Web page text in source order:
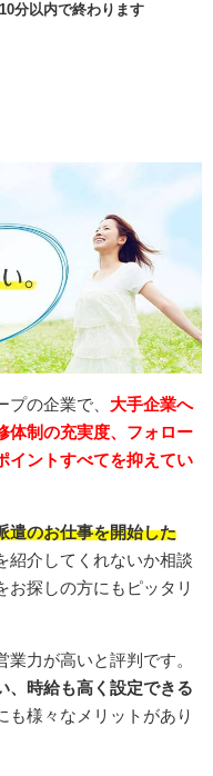
分以内で終わります
の企業で、 大手企業へ
体制の充実度、フォロー
イントすべてを抑えてい
遣のお仕事を開始した
紹介してくれないか相談
お探しの方にもピッタリ
力が高いと評判です。
、時給も高く設定できる
も様々なメリットがあり